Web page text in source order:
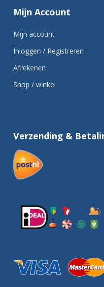
Mijn Account
Mijn account
Inloggen / Registreren
Afrekenen
Shop / winkel
Verzending &